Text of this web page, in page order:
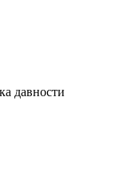
давности